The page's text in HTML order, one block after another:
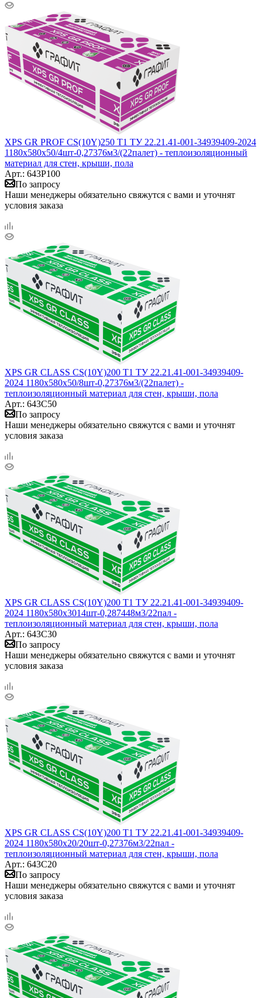
XPS GR PROF CS(10Y)250 Т1 ТУ 22.21.41-001-34939409-2024
1180x580x50/4шт-0,27376м3/(22палет) - теплоизоляционный
материал для стен, крыши, пола
Арт.: 643Р100
По запросу
Наши менеджеры обязательно свяжутся с вами и уточнят
условия заказа
XPS GR CLASS CS(10Y)200 Т1 ТУ 22.21.41-001-34939409-
2024 1180x580x50/8шт-0,27376м3/(22палет) -
теплоизоляционный материал для стен, крыши, пола
Арт.: 643С50
По запросу
Наши менеджеры обязательно свяжутся с вами и уточнят
условия заказа
XPS GR CLASS CS(10Y)200 Т1 ТУ 22.21.41-001-34939409-
2024 1180x580x3014шт-0,287448м3/22пал -
теплоизоляционный материал для стен, крыши, пола
Арт.: 643С30
По запросу
Наши менеджеры обязательно свяжутся с вами и уточнят
условия заказа
XPS GR CLASS CS(10Y)200 Т1 ТУ 22.21.41-001-34939409-
2024 1180x580x20/20шт-0,27376м3/22пал -
теплоизоляционный материал для стен, крыши, пола
Арт.: 643С20
По запросу
Наши менеджеры обязательно свяжутся с вами и уточнят
условия заказа